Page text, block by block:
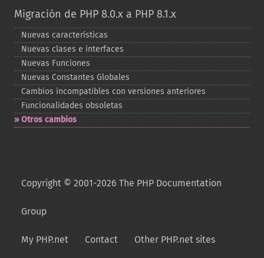
Migración de PHP 8.0.x a PHP 8.1.x
Nuevas características
Nuevas clases e interfaces
Nuevas Funciones
Nuevas Constantes Globales
Cambios incompatibles con versiones anteriores
Funcionalidades obsoletas
Otros cambios
Copyright © 2001-2026 The PHP Documentation
Group
My PHP.net Contact Other PHP.net sites